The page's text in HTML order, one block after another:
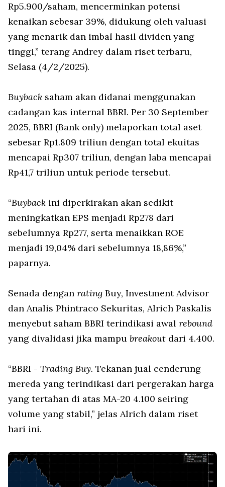
Rp5.900/saham, mencerminkan potensi
kenaikan sebesar 39%, didukung oleh valuasi
yang menarik dan imbal hasil dividen yang
tinggi,” terang Andrey dalam riset terbaru,
Selasa (4/2/2025).
Buyback saham akan didanai menggunakan
cadangan kas internal BBRI. Per 30 September
2025, BBRI (Bank only) melaporkan total aset
sebesar Rp1.809 triliun dengan total ekuitas
mencapai Rp307 triliun, dengan laba mencapai
Rp41,7 triliun untuk periode tersebut.
“Buyback ini diperkirakan akan sedikit
meningkatkan EPS menjadi Rp278 dari
sebelumnya Rp277, serta menaikkan ROE
menjadi 19,04% dari sebelumnya 18,86%,”
paparnya.
Senada dengan rating Buy, Investment Advisor
dan Analis Phintraco Sekuritas, Alrich Paskalis
menyebut saham BBRI terindikasi awal rebound
yang divalidasi jika mampu breakout dari 4.400.
“BBRI - Trading Buy. Tekanan jual cenderung
mereda yang terindikasi dari pergerakan harga
yang tertahan di atas MA-20 4.100 seiring
volume yang stabil,” jelas Alrich dalam riset
hari ini.